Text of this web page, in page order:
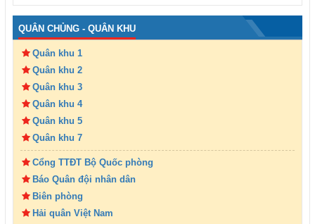
QUÂN CHỦNG - QUÂN KHU
Quân khu 1
Quân khu 2
Quân khu 3
Quân khu 4
Quân khu 5
Quân khu 7
Cổng TTĐT Bộ Quốc phòng
Báo Quân đội nhân dân
Biên phòng
Hải quân Việt Nam